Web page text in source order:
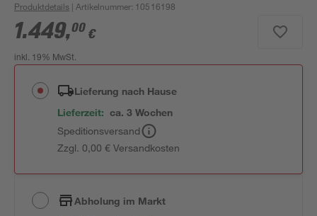
Produktdetails | Artikelnummer: 10516198
1.449,00 €
inkl. 19% MwSt.
Lieferung nach Hause
Lieferzeit: ca. 3 Wochen
Speditionsversand
Zzgl. 0,00 € Versandkosten
Abholung im Markt